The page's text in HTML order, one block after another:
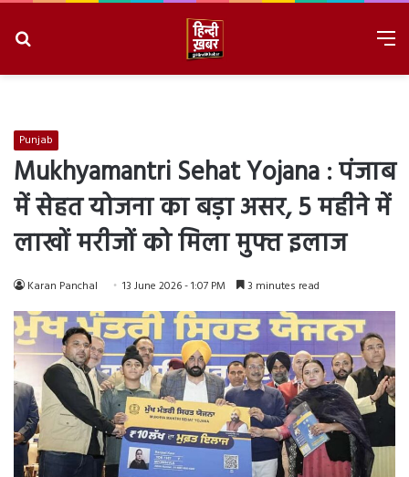
Punjab
Mukhyamantri Sehat Yojana : पंजाब
में सेहत योजना का बड़ा असर, 5 महीने में
लाखों मरीजों को मिला मुफ्त इलाज
Karan Panchal 13 June 2026 - 1:07 PM 3 minutes read